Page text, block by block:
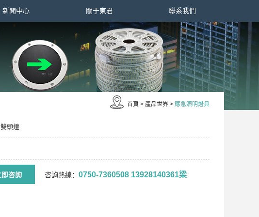
新聞中心 關于東君 聯系我們
首頁 > 產品世界 > 應急照明燈具
雙頭燈
咨詢熱線： 0750-7360508 13928140361梁